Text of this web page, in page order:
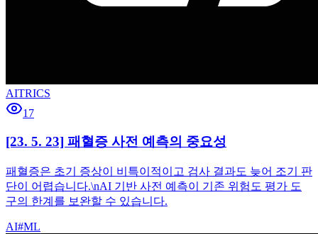
AITRICS
17
[23. 5. 23] 패혈증 사전 예측의 중요성
패혈증은 초기 증상이 비특이적이고 검사 결과도 늦어 조기 판
단이 어렵습니다.\nAI 기반 사전 예측이 기존 위험도 평가 도
구의 한계를 보완할 수 있습니다.
AI#ML